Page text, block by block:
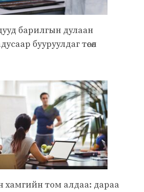
барилгын дулаан
бууруулдаг төсөл
хамгийн том алдаа: дараа